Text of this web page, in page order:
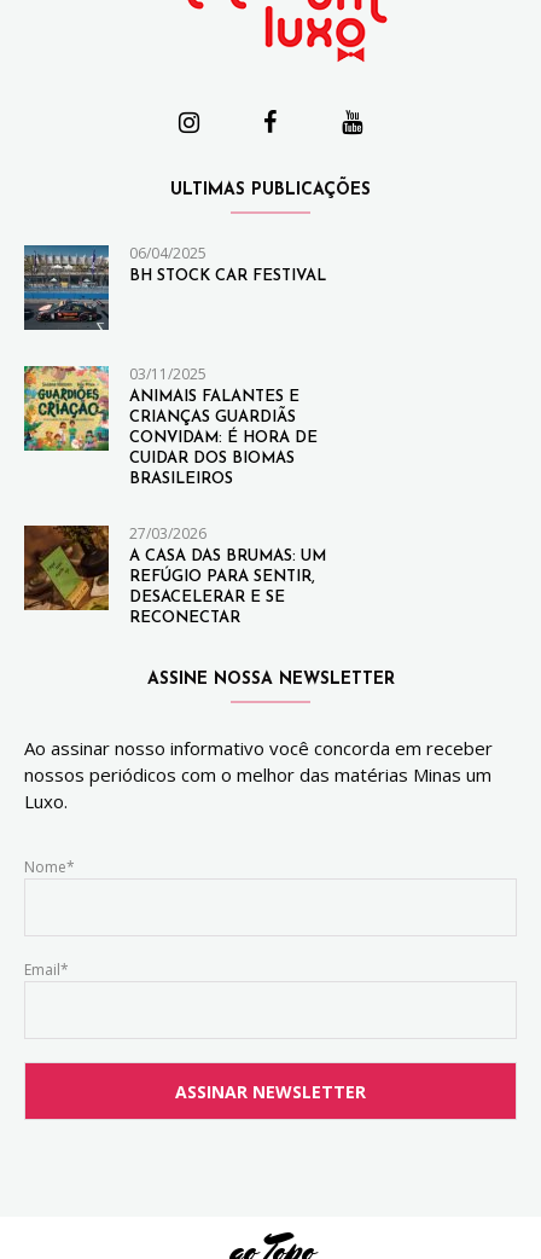
ULTIMAS PUBLICAÇÕES
06/04/2025
BH STOCK CAR FESTIVAL
03/11/2025
ANIMAIS FALANTES E
CRIANÇAS GUARDIÃS
CONVIDAM: É HORA DE
CUIDAR DOS BIOMAS
BRASILEIROS
27/03/2026
A CASA DAS BRUMAS: UM
REFÚGIO PARA SENTIR,
DESACELERAR E SE
RECONECTAR
ASSINE NOSSA NEWSLETTER
Ao assinar nosso informativo você concorda em receber
nossos periódicos com o melhor das matérias Minas um
Luxo.
Nome*
Email*